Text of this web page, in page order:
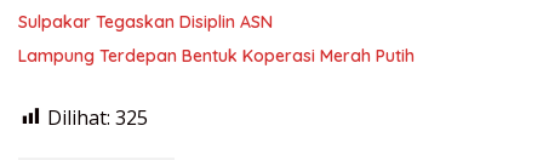
Sulpakar Tegaskan Disiplin ASN
Lampung Terdepan Bentuk Koperasi Merah Putih
Dilihat: 325